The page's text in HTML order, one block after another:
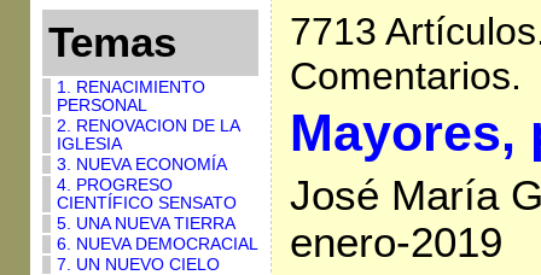
Temas
1. RENACIMIENTO
PERSONAL
2. RENOVACION DE LA
IGLESIA
3. NUEVA ECONOMÍA
4. PROGRESO
CIENTÍFICO SENSATO
5. UNA NUEVA TIERRA
6. NUEVA DEMOCRACIAL
7. UN NUEVO CIELO
7713
Comentarios.
Mayores,
José María
enero-2019